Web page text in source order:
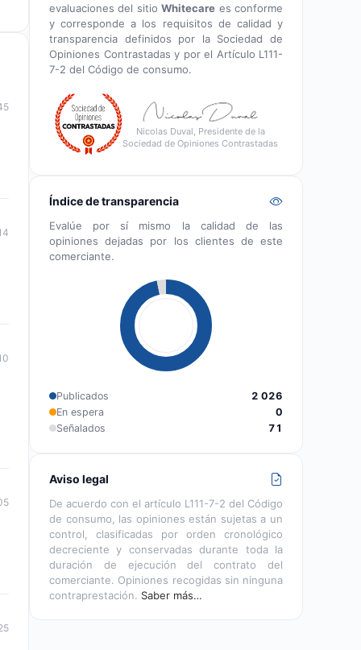
evaluaciones del sitioWhitecare es conforme
y corresponde a los requisitos de calidad y
transparencia definidos por la Sociedad de
Opiniones Contrastadas y por el Artículo L111-
7-2 del Código de consumo.
Nicolas Duval, Presidente de la
Sociedad de Opiniones Contrastadas
Índice de transparencia
Evalúe por sí mismo la calidad de las
opiniones dejadas por los clientes de este
comerciante.
Publicados
2 026
En espera
0
Señalados
71
Aviso legal
De acuerdo con el artículo L111-7-2 del Código
de consumo, las opiniones están sujetas a un
control, clasificadas por orden cronológico
decreciente y conservadas durante toda la
duración de ejecución del contrato del
comerciante. Opiniones recogidas sin ninguna
contraprestación. Saber más…